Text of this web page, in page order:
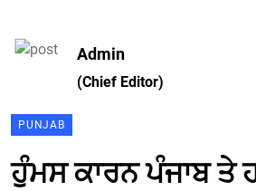
Admin
(Chief Editor)
PUNJAB
ਹੁੰਮਸ ਕਾਰਨ ਪੰਜਾਬ ਤੇ